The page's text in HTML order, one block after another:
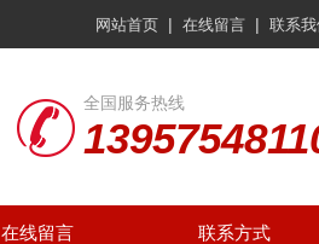
网站首页 | 在线留言 | 联系
全国服务热线
在线留言 联系方式